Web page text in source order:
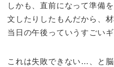
しかも、直前になって準備
文したりしたもんだから、
当日の午後っていうすごい
これは失敗できない…、と